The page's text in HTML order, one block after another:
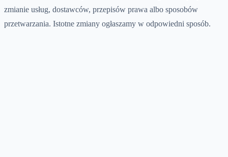
zmianie usług, dostawców, przepisów prawa albo sposobów
przetwarzania. Istotne zmiany ogłaszamy w odpowiedni sposób.